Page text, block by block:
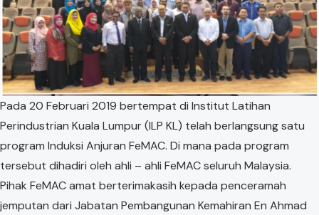
Pada 20 Februari 2019 bertempat di Institut Latihan
Perindustrian Kuala Lumpur (ILP KL) telah berlangsung satu
program Induksi Anjuran FeMAC. Di mana pada program
tersebut dihadiri oleh ahli – ahli FeMAC seluruh Malaysia.
Pihak FeMAC amat berterimakasih kepada penceramah
jemputan dari Jabatan Pembangunan Kemahiran En Ahmad